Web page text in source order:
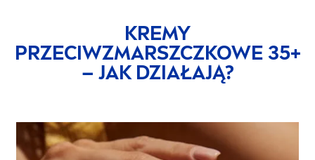
KREMY
PRZECIWZMARSZCZKOWE 35+
– JAK DZIAŁAJĄ?